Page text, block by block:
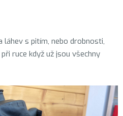
láhev s pitím, nebo drobnosti,
ruce když už jsou všechny